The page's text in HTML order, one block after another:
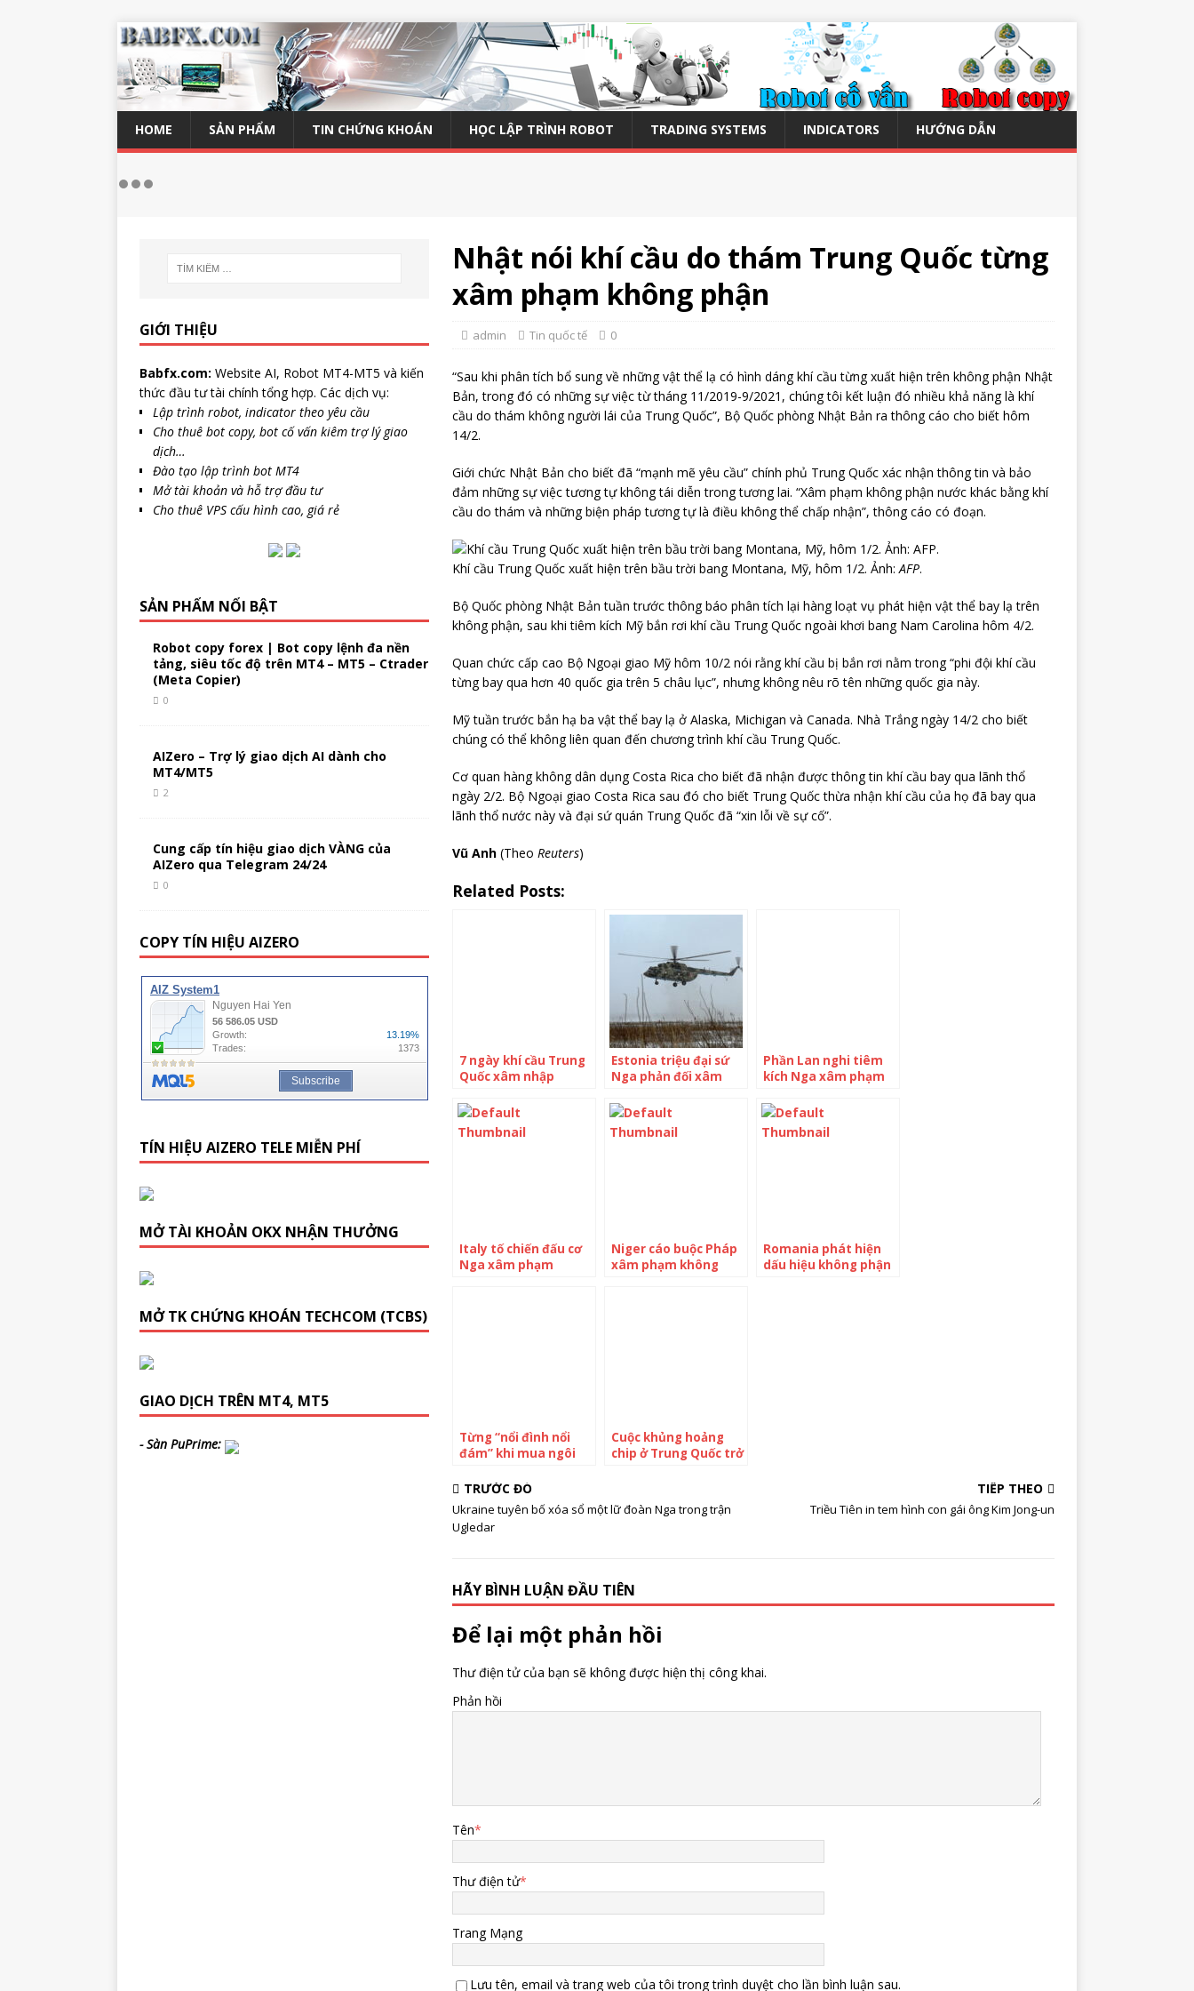
HOME SẢN PHẨM TIN CHỨNG KHOÁN HỌC LẬP TRÌNH ROBOT TRADING SYSTEMS INDICATORS HƯỚNG DẪN
Nhật nói khí cầu do thám Trung Quốc từng
xâm phạm không phận
admin Tin quốc tế 0
“Sau khi phân tích bổ sung về những vật thể lạ có hình dáng khí cầu từng xuất hiện trên không phận Nhật
Bản, trong đó có những sự việc từ tháng 11/2019-9/2021, chúng tôi kết luận đó nhiều khả năng là khí
cầu do thám không người lái của Trung Quốc”, Bộ Quốc phòng Nhật Bản ra thông cáo cho biết hôm
14/2.
Giới chức Nhật Bản cho biết đã “mạnh mẽ yêu cầu” chính phủ Trung Quốc xác nhận thông tin và bảo
đảm những sự việc tương tự không tái diễn trong tương lai. “Xâm phạm không phận nước khác bằng khí
cầu do thám và những biện pháp tương tự là điều không thể chấp nhận”, thông cáo có đoạn.
Khí cầu Trung Quốc xuất hiện trên bầu trời bang Montana, Mỹ, hôm 1/2. Ảnh:AFP.
Bộ Quốc phòng Nhật Bản tuần trước thông báo phân tích lại hàng loạt vụ phát hiện vật thể bay lạ trên
không phận, sau khi tiêm kích Mỹ bắn rơi khí cầu Trung Quốc ngoài khơi bang Nam Carolina hôm 4/2.
Quan chức cấp cao Bộ Ngoại giao Mỹ hôm 10/2 nói rằng khí cầu bị bắn rơi nằm trong “phi đội khí cầu
từng bay qua hơn 40 quốc gia trên 5 châu lục”, nhưng không nêu rõ tên những quốc gia này.
Mỹ tuần trước bắn hạ ba vật thể bay lạ ở Alaska, Michigan và Canada. Nhà Trắng ngày 14/2 cho biết
chúng có thể không liên quan đến chương trình khí cầu Trung Quốc.
Cơ quan hàng không dân dụng Costa Rica cho biết đã nhận được thông tin khí cầu bay qua lãnh thổ
ngày 2/2. Bộ Ngoại giao Costa Rica sau đó cho biết Trung Quốc thừa nhận khí cầu của họ đã bay qua
lãnh thổ nước này và đại sứ quán Trung Quốc đã “xin lỗi về sự cố”.
Vũ Anh (Theo Reuters)
Related Posts:
7 ngày khí cầu Trung
Quốc xâm nhập
Estonia triệu đại sứ
Nga phản đối xâm
Phần Lan nghi tiêm
kích Nga xâm phạm
Italy tố chiến đấu cơ
Nga xâm phạm
Niger cáo buộc Pháp
xâm phạm không
Romania phát hiện
dấu hiệu không phận
Từng “nổi đình nổi
đám” khi mua ngôi
Kông, tỷ phú Trung
Quốc ê chề khi bị
ngân hàng tịch thu
căn biệt thự 271 triệu
Cuộc khủng hoảng
chip ở Trung Quốc trở
giới: Hé lộ “thị trường
xám” ở Thâm Quyến
TRƯỚC ĐÓ
Ukraine tuyên bố xóa sổ một lữ đoàn Nga trong trận
Ugledar
TIẾP THEO
Triều Tiên in tem hình con gái ông Kim Jong-un
HÃY BÌNH LUẬN ĐẦU TIÊN
Để lại một phản hồi
Thư điện tử của bạn sẽ không được hiện thị công khai.
Phản hồi
Tên*
Thư điện tử*
Trang Mạng
Lưu tên, email và trang web của tôi trong trình duyệt cho lần bình luận sau.
GIỚI THIỆU
Babfx.com: Website AI, Robot MT4-MT5 và kiến
thức đầu tư tài chính tổng hợp. Các dịch vụ:
Lập trình robot, indicator theo yêu cầu
Cho thuê bot copy, bot cố vấn kiêm trợ lý giao
dịch…
Đào tạo lập trình bot MT4
Mở tài khoản và hỗ trợ đầu tư
Cho thuê VPS cấu hình cao, giá rẻ
SẢN PHẨM NỔI BẬT
Robot copy forex | Bot copy lệnh đa nền
tảng, siêu tốc độ trên MT4 – MT5 – Ctrader
(Meta Copier)
0
AIZero – Trợ lý giao dịch AI dành cho
MT4/MT5
2
Cung cấp tín hiệu giao dịch VÀNG của
AIZero qua Telegram 24/24
0
COPY TÍN HIỆU AIZERO
TÍN HIỆU AIZERO TELE MIỄN PHÍ
MỞ TÀI KHOẢN OKX NHẬN THƯỞNG
MỞ TK CHỨNG KHOÁN TECHCOM (TCBS)
GIAO DỊCH TRÊN MT4, MT5
- Sàn PuPrime: